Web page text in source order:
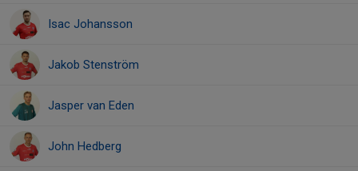
Isac Johansson
Jakob Stenström
Jasper van Eden
John Hedberg